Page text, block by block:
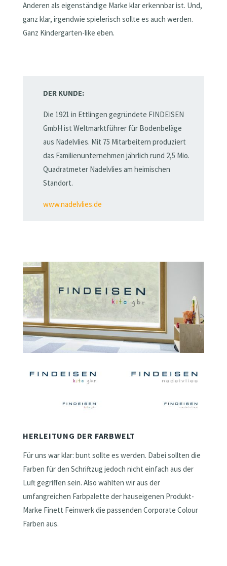
Anderen als eigenständige Marke klar erkennbar ist. Und,
ganz klar, irgendwie spielerisch sollte es auch werden.
Ganz Kindergarten-like eben.
DER KUNDE:
Die 1921 in Ettlingen gegründete FINDEISEN
GmbH ist Weltmarktführer für Bodenbeläge
aus Nadelvlies. Mit 75 Mitarbeitern produziert
das Familienunternehmen jährlich rund 2,5 Mio.
Quadratmeter Nadelvlies am heimischen
Standort.
www.nadelvlies.de
HERLEITUNG DER FARBWELT
Für uns war klar: bunt sollte es werden. Dabei sollten die
Farben für den Schriftzug jedoch nicht einfach aus der
Luft gegriffen sein. Also wählten wir aus der
umfangreichen Farbpalette der hauseigenen Produkt-
Marke Finett Feinwerk die passenden Corporate Colour
Farben aus.